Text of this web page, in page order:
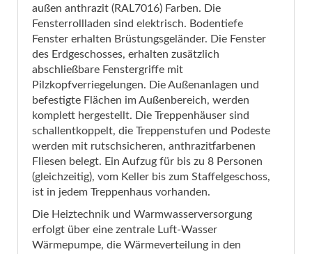
außen anthrazit (RAL7016) Farben. Die
Fensterrollladen sind elektrisch. Bodentiefe
Fenster erhalten Brüstungsgeländer. Die Fenster
des Erdgeschosses, erhalten zusätzlich
abschließbare Fenstergriffe mit
Pilzkopfverriegelungen. Die Außenanlagen und
befestigte Flächen im Außenbereich, werden
komplett hergestellt. Die Treppenhäuser sind
schallentkoppelt, die Treppenstufen und Podeste
werden mit rutschsicheren, anthrazitfarbenen
Fliesen belegt. Ein Aufzug für bis zu 8 Personen
(gleichzeitig), vom Keller bis zum Staffelgeschoss,
ist in jedem Treppenhaus vorhanden.
Die Heiztechnik und Warmwasserversorgung
erfolgt über eine zentrale Luft-Wasser
Wärmepumpe, die Wärmeverteilung in den